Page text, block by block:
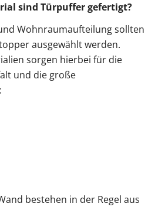
sind Türpuffer gefertigt?
Wohnraumaufteilung sollten
ausgewählt werden.
sorgen hierbei für die
und die große
bestehen in der Regel aus